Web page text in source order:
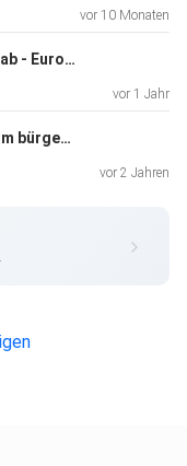
vor 10 Monaten
Trump sagt den Ukrainekrieg ab - Europa kann Frieden mit Russland nicht brauchen
vor 1 Jahr
Demokratie - Die perfekte Form bürgerlicher Herrschaft
vor 2 Jahren